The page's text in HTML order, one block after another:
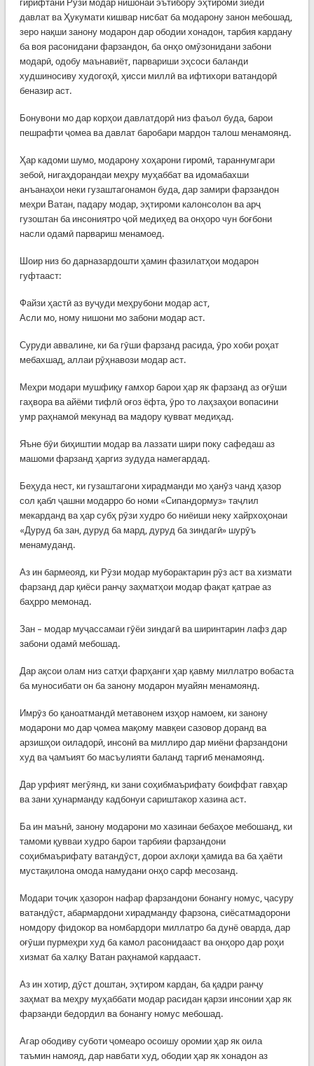
гирифтани Рӯзи модар нишонаи эътибору эҳтироми зиёди
давлат ва Ҳукумати кишвар нисбат ба модарону занон мебошад,
зеро нақши занону модарон дар ободии хонадон, тарбия кардану
ба воя расонидани фарзандон, ба онҳо омӯзонидани забони
модарӣ, одобу маънавиёт, парвариши эҳсоси баланди
худшиносиву худогоҳӣ, ҳисси миллӣ ва ифтихори ватандорӣ
беназир аст.
Бонувони мо дар корҳои давлатдорӣ низ фаъол буда, барои
пешрафти ҷомеа ва давлат баробари мардон талош менамоянд.
Ҳар кадоми шумо, модарону хоҳарони гиромӣ, тараннумгари
зебоӣ, нигаҳдорандаи меҳру муҳаббат ва идомабахши
анъанаҳои неки гузаштагонамон буда, дар замири фарзандон
меҳри Ватан, падару модар, эҳтироми калонсолон ва арҷ
гузоштан ба инсониятро ҷой медиҳед ва онҳоро чун боғбони
насли одамӣ парвариш менамоед.
Шоир низ бо дарназардошти ҳамин фазилатҳои модарон
гуфтааст:
Файзи ҳастӣ аз вуҷуди меҳрубони модар аст,
Асли мо, ному нишони мо забони модар аст.
Суруди аввалине, ки ба гӯши фарзанд расида, ӯро хоби роҳат
мебахшад, аллаи рӯҳнавози модар аст.
Меҳри модари мушфиқу ғамхор барои ҳар як фарзанд аз оғӯши
гаҳвора ва айёми тифлӣ оғоз ёфта, ӯро то лаҳзаҳои вопасини
умр раҳнамоӣ мекунад ва мадору қувват медиҳад.
Яъне бӯи биҳиштии модар ва лаззати шири поку сафедаш аз
машоми фарзанд ҳаргиз зудуда намегардад.
Беҳуда нест, ки гузаштагони хирадманди мо ҳанӯз чанд ҳазор
сол қабл ҷашни модарро бо номи «Сипандормуз» таҷлил
мекарданд ва ҳар субҳ рӯзи худро бо ниёиши неку хайрхоҳонаи
«Дуруд ба зан, дуруд ба мард, дуруд ба зиндагӣ» шурӯъ
менамуданд.
Аз ин бармеояд, ки Рӯзи модар муборактарин рӯз аст ва хизмати
фарзанд дар қиёси ранҷу заҳматҳои модар фақат қатрае аз
баҳрро мемонад.
Зан – модар муҷассамаи гӯёи зиндагӣ ва ширинтарин лафз дар
забони одамӣ мебошад.
Дар ақсои олам низ сатҳи фарҳанги ҳар қавму миллатро вобаста
ба муносибати он ба занону модарон муайян менамоянд.
Имрӯз бо қаноатмандӣ метавонем изҳор намоем, ки занону
модарони мо дар ҷомеа мақому мавқеи сазовор доранд ва
арзишҳои оиладорӣ, инсонӣ ва миллиро дар миёни фарзандони
худ ва ҷамъият бо масъулияти баланд тарғиб менамоянд.
Дар урфият мегӯянд, ки зани соҳибмаърифату боиффат гавҳар
ва зани ҳунарманду кадбонуи сариштакор хазина аст.
Ба ин маънӣ, занону модарони мо хазинаи бебаҳое мебошанд, ки
тамоми қувваи худро барои тарбияи фарзандони
соҳибмаърифату ватандӯст, дорои ахлоқи ҳамида ва ба ҳаёти
мустақилона омода намудани онҳо сарф месозанд.
Модари тоҷик ҳазорон нафар фарзандони бонангу номус, ҷасуру
ватандӯст, абармардони хирадманду фарзона, сиёсатмадорони
номдору фидокор ва номбардори миллатро ба дунё оварда, дар
оғӯши пурмеҳри худ ба камол расонидааст ва онҳоро дар роҳи
хизмат ба халқу Ватан раҳнамоӣ кардааст.
Аз ин хотир, дӯст доштан, эҳтиром кардан, ба қадри ранҷу
заҳмат ва меҳру муҳаббати модар расидан қарзи инсонии ҳар як
фарзанди бедордил ва бонангу номус мебошад.
Агар ободиву суботи ҷомеаро осоишу оромии ҳар як оила
таъмин намояд, дар навбати худ, ободии ҳар як хонадон аз